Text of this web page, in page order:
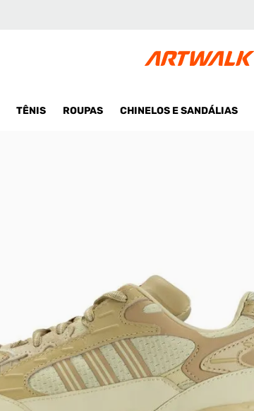
TÊNIS ROUPAS CHINELOS E SANDÁLIAS